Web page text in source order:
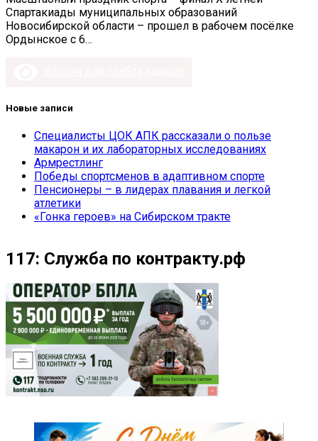
Спартакиады муниципальных образований
Новосибирской области – прошел в рабочем посёлке
Ордынское с 6…
Новые записи
Специалисты ЦОК АПК рассказали о пользе
макарон и их лабораторных исследованиях
Армрестлинг
Победы спортсменов в адаптивном спорте
Пенсионеры – в лидерах плавания и легкой
атлетики
«Гонка героев» на Сибирском тракте
117: Служба по контракту.рф